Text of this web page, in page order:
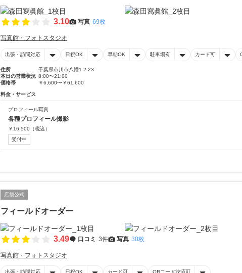
3.10 写真 69枚
写真館・フォトスタジオ
出張・訪問対応 日祝OK 早朝OK 駐車場有 カード可
住所
千葉県市川市八幡1-2-23
本日の営業状況 8:00〜21:00
価格帯
￥6,600〜￥61,600
料金・サービス
プロフィール写真
各種プロフィール撮影
￥ 16,500 （税込）
受付中
店舗公式
フィールドオーダー
3.49 口コミ 3件 写真 30枚
写真館・フォトスタジオ
出張・訪問対応 日祝OK カード可 QRコード決済可